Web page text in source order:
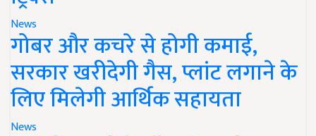
News
गोबर और कचरे से होगी कमाई,
सरकार खरीदेगी गैस, प्लांट लगाने के
लिए मिलेगी आर्थिक सहायता
News